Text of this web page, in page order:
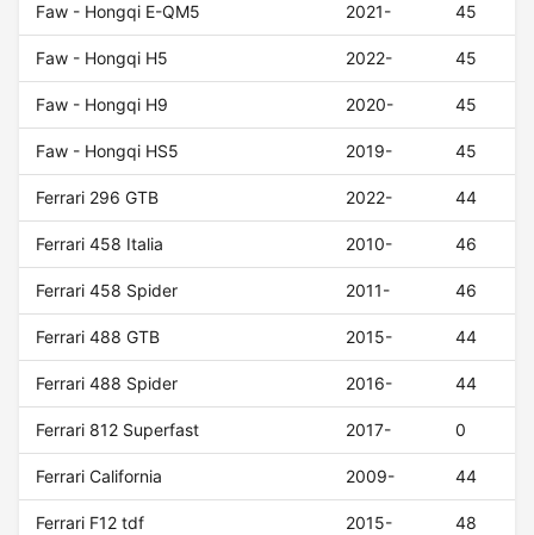
Faw - Hongqi E-QM5 2021- 45
Faw - Hongqi H5 2022- 45
Faw - Hongqi H9 2020- 45
Faw - Hongqi HS5 2019- 45
Ferrari 296 GTB 2022- 44
Ferrari 458 Italia 2010- 46
Ferrari 458 Spider 2011- 46
Ferrari 488 GTB 2015- 44
Ferrari 488 Spider 2016- 44
Ferrari 812 Superfast 2017- 0
Ferrari California 2009- 44
Ferrari F12 tdf 2015- 48